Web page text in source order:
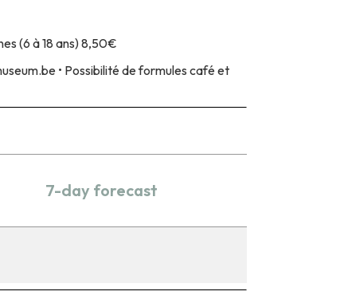
(6 à 18 ans) 8,50€
• Possibilité de formules café et
7-day forecast